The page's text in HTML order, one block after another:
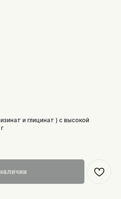
и глицинат ) с высокой